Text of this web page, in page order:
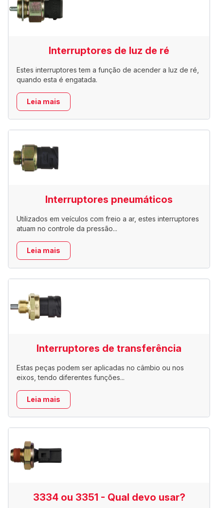
Interruptores de luz de ré
Estes interruptores tem a função de acender a luz de ré,
quando esta é engatada.
Leia mais
Interruptores pneumáticos
Utilizados em veículos com freio a ar, estes interruptores
atuam no controle da pressão...
Leia mais
Interruptores de transferência
Estas peças podem ser aplicadas no câmbio ou nos
eixos, tendo diferentes funções...
Leia mais
3334 ou 3351 - Qual devo usar?